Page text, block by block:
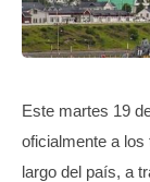
Este martes 19
oficialmente a
largo del país, a